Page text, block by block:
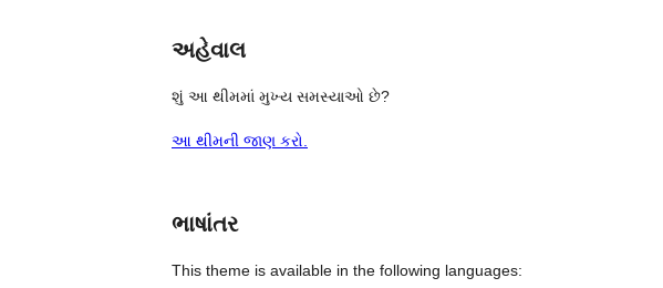
અહેવાલ
શું આ થીમમાં મુખ્ય સમસ્યાઓ છે?
આ થીમની જાણ કરો.
ભાષાંતર
This theme is available in the following languages: